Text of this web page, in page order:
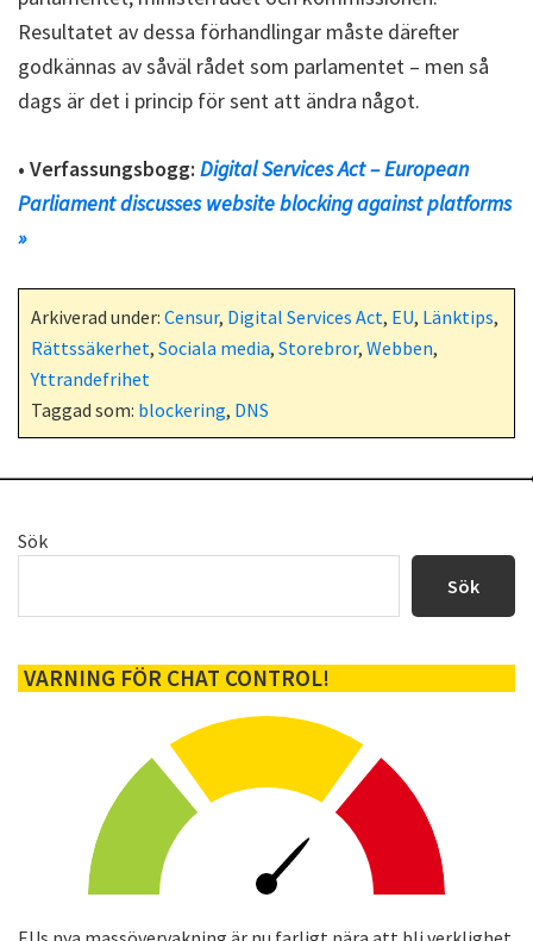
Resultatet av dessa förhandlingar måste därefter
godkännas av såväl rådet som parlamentet – men så
dags är det i princip för sent att ändra något.
• Verfassungsbogg: Digital Services Act – European
Parliament discusses website blocking against platforms
»
Arkiverad under: Censur, Digital Services Act, EU, Länktips,
Rättssäkerhet, Sociala media, Storebror, Webben,
Yttrandefrihet
Taggad som: blockering, DNS
Primärt
Sök
Sök
VARNING FÖR CHAT CONTROL!